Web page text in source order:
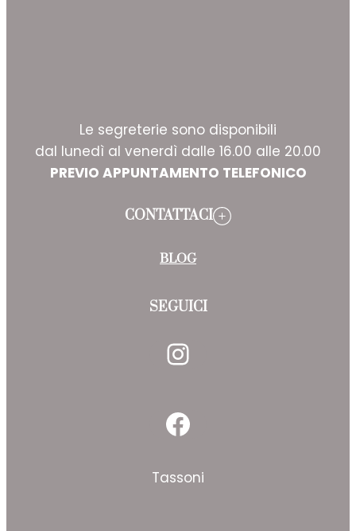
Le segreterie sono disponibili
dal lunedì al venerdì dalle 16.00 alle 20.00
PREVIO APPUNTAMENTO TELEFONICO
CONTATTACI
BLOG
SEGUICI
Instagram
Facebook
Tassoni